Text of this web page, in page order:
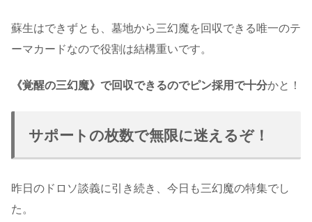
蘇生はできずとも、墓地から三幻魔を回収できる唯一のテ
ーマカードなので役割は結構重いです。
《覚醒の三幻魔》で回収できるのでピン採用で十分かと！
サポートの枚数で無限に迷えるぞ！
昨日のドロソ談義に引き続き、今日も三幻魔の特集でし
た。